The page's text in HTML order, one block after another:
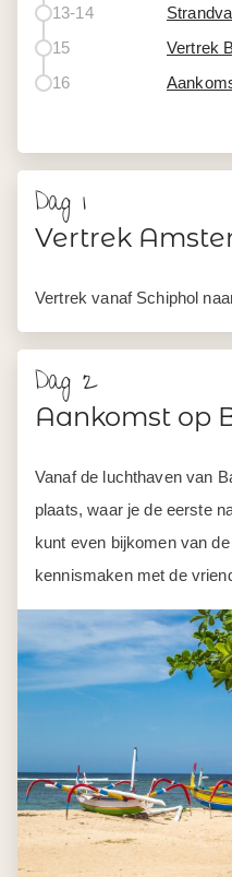
13-14
15
Vertrek
16
Dag 1
Vertrek
Vertrek vanaf Schiphol
Dag 2
Aankomst op
Vanaf de luchthaven van
plaats, waar je de eerste
kunt even bijkomen van
kennismaken met de